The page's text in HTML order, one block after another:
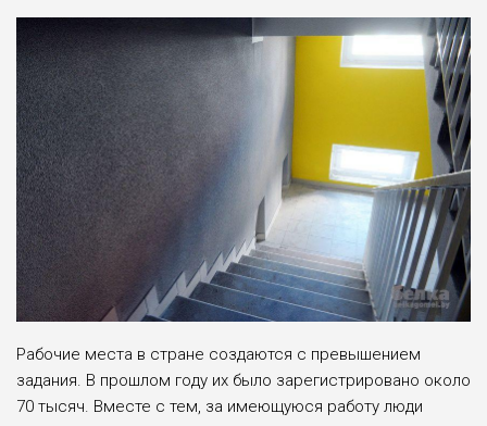
Рабочие места в стране создаются с превышением
задания. В прошлом го­ду их было зарегистрировано около
70 тысяч. Вместе с тем, за имеющуюся работу люди